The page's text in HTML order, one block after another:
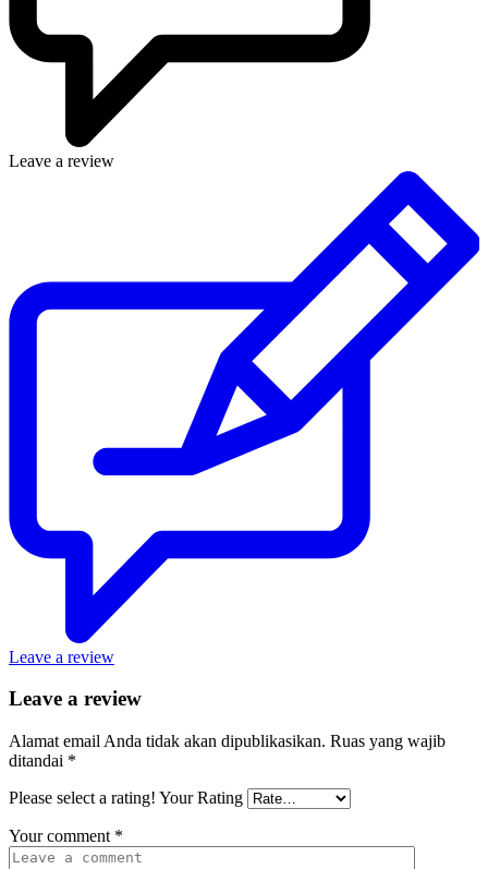
Leave a review
Leave a review
Leave a review
Alamat email Anda tidak akan dipublikasikan. Ruas yang wajib
ditandai *
Please select a rating! Your Rating
Your comment *